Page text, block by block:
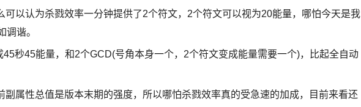
可以认为杀戮效率一分钟提供了2个符文，2个符文可以视为20能量，哪怕今天是我
调谐。
秒45能量，和2个GCD(号角本身一个，2个符文变成能量需要一个)，比起全自动
副属性总值是版本末期的强度，所以哪怕杀戮效率真的受急速的加成，目前来看还